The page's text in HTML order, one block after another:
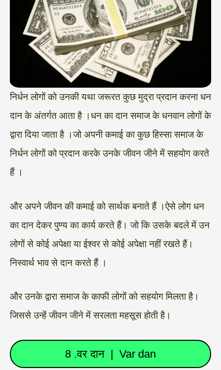
निर्धन लोगों को उनकी यथा जरूरत कुछ मुद्रा प्रदान करना धन
दान के अंतर्गत आता है ।धन का दान समाज के धनवान लोगों के
द्वारा दिया जाता है ।जो अपनी कमाई का कुछ हिस्सा समाज के
निर्धन लोगों को प्रदान करके उनके जीवन जीने में सहयोग करते
हैं ।
और अपने जीवन की कमाई को सार्थक बनाते हैं ।ऐसे लोग धन
का दान देकर पुण्य का कार्य करते हैं। जो कि उसके बदले में उन
लोगों से कोई अपेक्षा या ईश्वर से कोई अपेक्षा नहीं रखते हैं।
निस्वार्थ भाव से दान करते हैं ।
और उनके द्वारा समाज के काफी लोगों को सहयोग मिलता है।
जिससे उन्हें जीवन जीने में सरलता महसूस होती है।
8 .वर दान | Var dan